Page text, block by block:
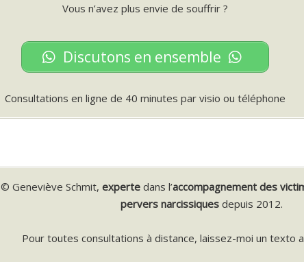
Vous n’avez plus envie de souffrir ?
Discutons en ensemble
Consultations en ligne de 40 minutes par visio ou téléphone
© Geneviève Schmit, expertedans l’accompagnement des
pervers narcissiques depuis 2012.
Pour toutes consultations à distance, laissez-moi un texto